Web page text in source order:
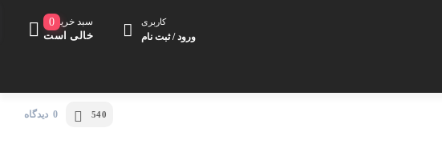
کاربری
ورود / ثبت نام
سبد خرید
خالی است
0
540 0 دیدگاه